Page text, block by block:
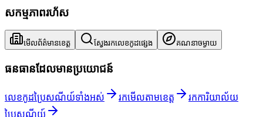
សកម្មភាពរហ័ស
មើលព័ត៌មានខេត្ត ស្វែងរកលេខកូដផ្សេង គណនាចម្ងាយ
ធនធានដែលមានប្រយោជន៍
លេខកូដប្រៃសណីយ៍ទាំងអស់ រកមើលតាមខេត្ត
រកការិយាល័យ
ប្រៃសណីយ៍